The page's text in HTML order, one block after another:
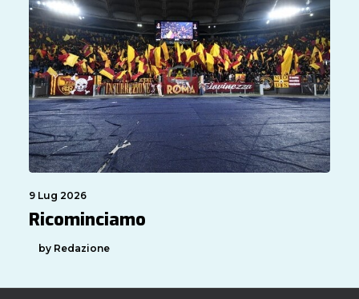
9 Lug 2026
Ricominciamo
by Redazione